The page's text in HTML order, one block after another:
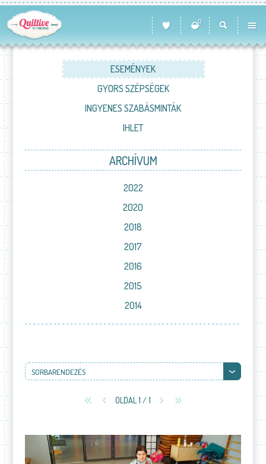
0
ESEMÉNYEK
GYORS SZÉPSÉGEK
INGYENES SZABÁSMINTÁK
IHLET
ARCHÍVUM
2022
2020
2018
2017
2016
2015
2014
SORBARENDEZÉS
OLDAL 1 / 1